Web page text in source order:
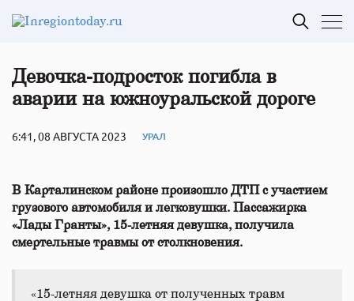
Девочка-подросток погибла в
аварии на южноуральской дороге
6:41, 08 АВГУСТА 2023 УРАЛ
В Карталинском районе произошло ДТП с участием
грузового автомобиля и легковушки. Пассажирка
«Лады Гранты», 15-летняя девушка, получила
смертельные травмы от столкновения.
«15-летняя девушка от полученных травм